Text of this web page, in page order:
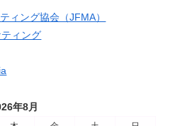
ィング協会（JFMA）
ィング
年8月